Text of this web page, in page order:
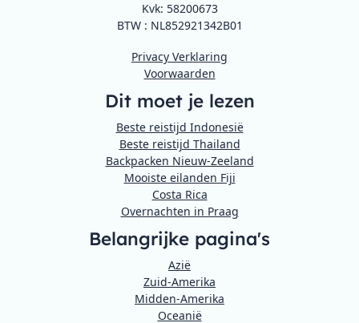
Kvk: 58200673
BTW : NL852921342B01
Privacy Verklaring
Voorwaarden
Dit moet je lezen
Beste reistijd Indonesië
Beste reistijd Thailand
Backpacken Nieuw-Zeeland
Mooiste eilanden Fiji
Costa Rica
Overnachten in Praag
Belangrijke pagina's
Azië
Zuid-Amerika
Midden-Amerika
Oceanië